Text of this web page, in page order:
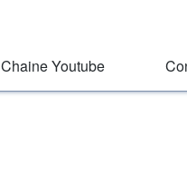
Chaine Youtube